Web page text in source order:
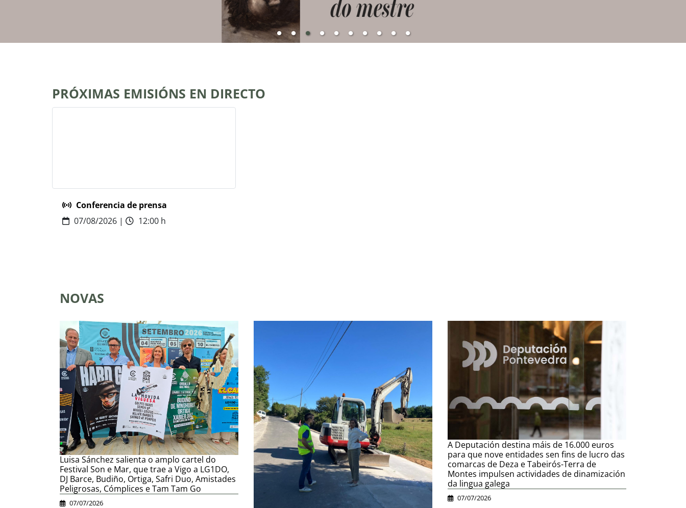
PRÓXIMAS EMISIÓNS EN DIRECTO
Conferencia de prensa
07/08/2026 |
12:00 h
NOVAS
Luisa Sánchez salienta o amplo cartel do
Festival Son e Mar, que trae a Vigo a LG1DO,
DJ Barce, Budiño, Ortiga, Safri Duo, Amistades
Peligrosas, Cómplices e Tam Tam Go
07/07/2026
A Deputación destina máis de 16.000 euros
para que nove entidades sen fins de lucro das
comarcas de Deza e Tabeirós-Terra de
Montes impulsen actividades de dinamización
da lingua galega
07/07/2026